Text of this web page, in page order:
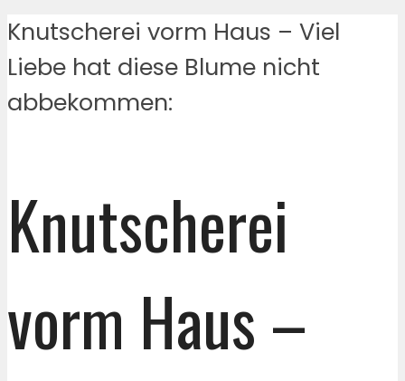
Knutscherei vorm Haus – Viel
Liebe hat diese Blume nicht
abbekommen:
Knutscherei
vorm Haus –